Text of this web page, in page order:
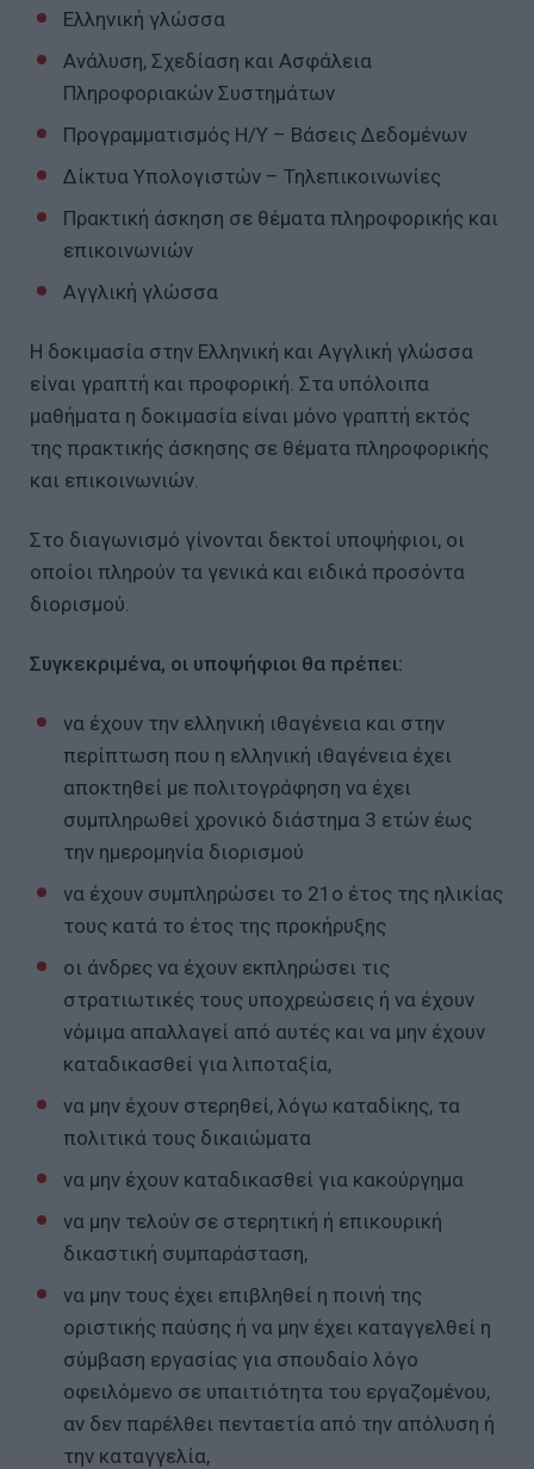
Ελληνική γλώσσα
Ανάλυση, Σχεδίαση και Ασφάλεια
Πληροφοριακών Συστημάτων
Προγραμματισμός Η/Υ – Βάσεις Δεδομένων
Δίκτυα Υπολογιστών – Τηλεπικοινωνίες
Πρακτική άσκηση σε θέματα πληροφορικής και
επικοινωνιών
Αγγλική γλώσσα
Η δοκιμασία στην Ελληνική και Αγγλική γλώσσα
είναι γραπτή και προφορική. Στα υπόλοιπα
μαθήματα η δοκιμασία είναι μόνο γραπτή εκτός
της πρακτικής άσκησης σε θέματα πληροφορικής
και επικοινωνιών.
Στο διαγωνισμό γίνονται δεκτοί υποψήφιοι, οι
οποίοι πληρούν τα γενικά και ειδικά προσόντα
διορισμού.
Συγκεκριμένα, οι υποψήφιοι θα πρέπει:
να έχουν την ελληνική ιθαγένεια και στην
περίπτωση που η ελληνική ιθαγένεια έχει
αποκτηθεί με πολιτογράφηση να έχει
συμπληρωθεί χρονικό διάστημα 3 ετών έως
την ημερομηνία διορισμού
να έχουν συμπληρώσει το 21ο έτος της ηλικίας
τους κατά το έτος της προκήρυξης
οι άνδρες να έχουν εκπληρώσει τις
στρατιωτικές τους υποχρεώσεις ή να έχουν
νόμιμα απαλλαγεί από αυτές και να μην έχουν
καταδικασθεί για λιποταξία,
να μην έχουν στερηθεί, λόγω καταδίκης, τα
πολιτικά τους δικαιώματα
να μην έχουν καταδικασθεί για κακούργημα
να μην τελούν σε στερητική ή επικουρική
δικαστική συμπαράσταση,
να μην τους έχει επιβληθεί η ποινή της
οριστικής παύσης ή να μην έχει καταγγελθεί η
σύμβαση εργασίας για σπουδαίο λόγο
οφειλόμενο σε υπαιτιότητα του εργαζομένου,
αν δεν παρέλθει πενταετία από την απόλυση ή
την καταγγελία,